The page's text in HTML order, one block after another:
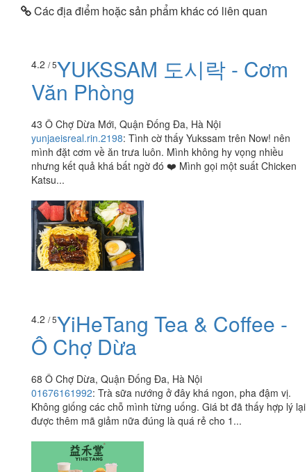
Các địa điểm hoặc sản phẩm khác có liên quan
4.2 / 5YUKSSAM 도시락 - Cơm
Văn Phòng
43 Ô Chợ Dừa Mới, Quận Đống Đa, Hà Nội
yunjaeisreal.rin.2198: Tình cờ thấy Yukssam trên Now! nên
mình đặt cơm về ăn trưa luôn. Mình không hy vọng nhiều
nhưng kết quả khá bất ngờ đó ❤️ Mình gọi một suất Chicken
Katsu...
4.2 / 5YiHeTang Tea & Coffee -
Ô Chợ Dừa
68 Ô Chợ Dừa, Quận Đống Đa, Hà Nội
01676161992: Trà sữa nướng ở đây khá ngon, pha đậm vị.
Không giống các chỗ mình từng uống. Giá bt đã thấy hợp lý lại
được thêm mã giảm nữa đúng là quá rẻ cho 1...